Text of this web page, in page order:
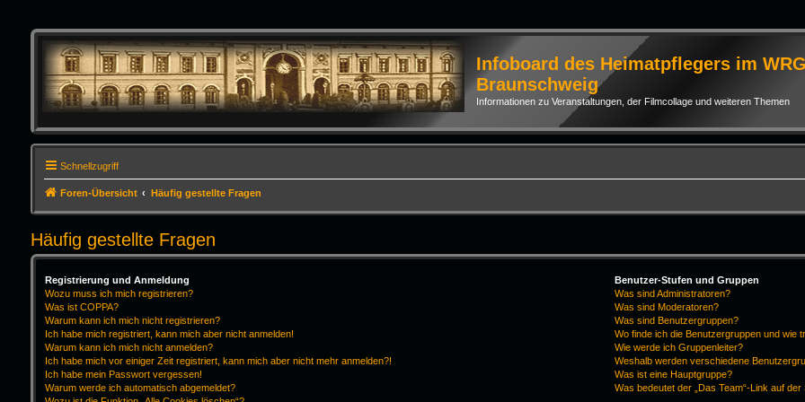
Infoboard des Heimatpflegers im WRG
Braunschweig
Informationen zu Veranstaltungen, der Filmcollage und weiteren Themen
Schnellzugriff
Foren-Übersicht Häufig gestellte Fragen
Häufig gestellte Fragen
Registrierung und Anmeldung
Wozu muss ich mich registrieren?
Was ist COPPA?
Warum kann ich mich nicht registrieren?
Ich habe mich registriert, kann mich aber nicht anmelden!
Warum kann ich mich nicht anmelden?
Ich habe mich vor einiger Zeit registriert, kann mich aber nicht mehr anmelden?!
Ich habe mein Passwort vergessen!
Warum werde ich automatisch abgemeldet?
Benutzer-Stufen und Gruppen
Was sind Administratoren?
Was sind Moderatoren?
Was sind Benutzergruppen?
Wo finde ich die Benutzergruppen und wie
Wie werde ich Gruppenleiter?
Weshalb werden verschiedene
Was ist eine Hauptgruppe?
Was bedeutet der „Das Team“-Link auf der